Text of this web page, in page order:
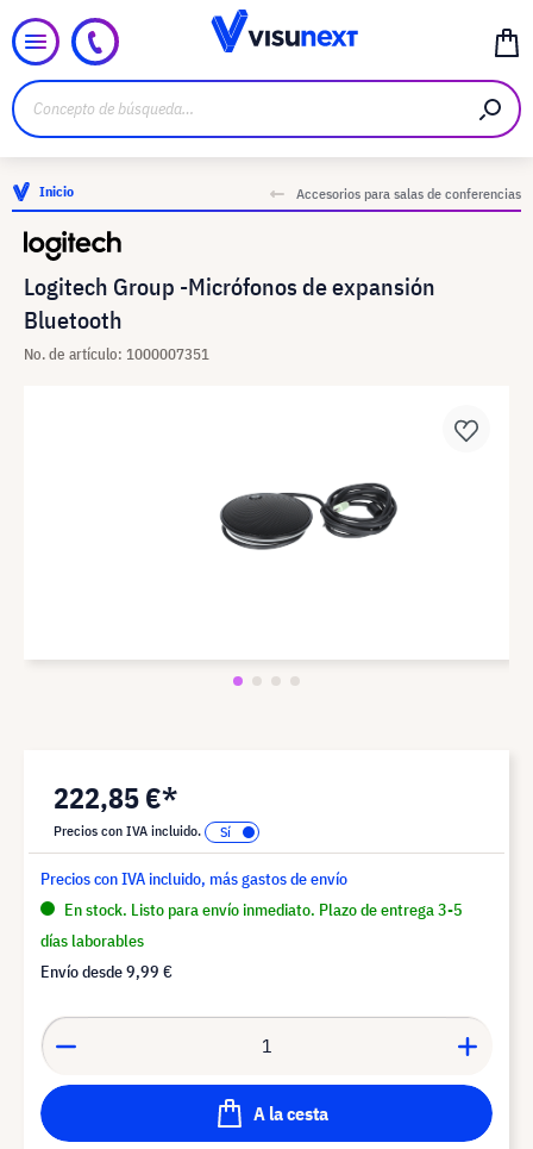
Inicio Accesorios para salas de conferencias
Logitech Group -Micrófonos de expansión
Bluetooth
No. de artículo: 1000007351
222,85 €*
Precios con IVA incluido.
Precios con IVA incluido, más gastos de envío
En stock. Listo para envío inmediato. Plazo de entrega 3-5
días laborables
Envío desde9,99 €
A la cesta